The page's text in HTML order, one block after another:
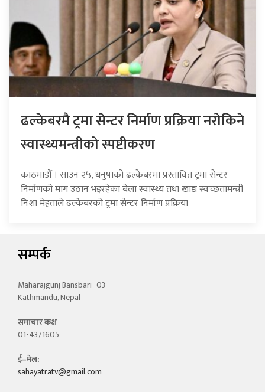
ढल्केबरमै ट्रमा सेन्टर निर्माण प्रक्रिया नरोकिने
स्वास्थ्यमन्त्रीको स्पष्टीकरण
काठमाडौँ । साउन २५, धनुषाको ढल्केबरमा प्रस्तावित ट्रमा सेन्टर
निर्माणको माग उठान भइरहेका बेला स्वास्थ्य तथा खाद्य स्वच्छतामन्त्री
निशा मेहताले ढल्केबरको ट्रमा सेन्टर निर्माण प्रक्रिया
सम्पर्क
Maharajgunj Bansbari -03
Kathmandu, Nepal
समाचार कक्ष
01-4371605
ई–मेल:
sahayatratv@gmail.com